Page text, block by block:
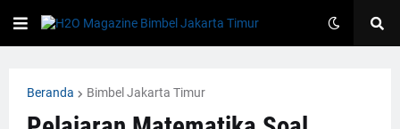
Beranda Bimbel Jakarta Timur